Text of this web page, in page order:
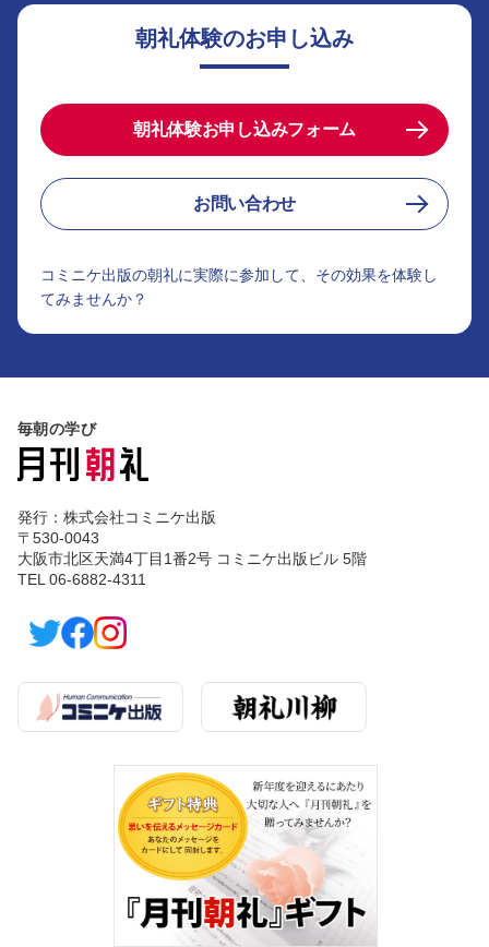
朝礼体験のお申し込み
朝礼体験お申し込みフォーム
お問い合わせ
コミニケ出版の朝礼に実際に参加して、その効果を体験し
てみませんか？
毎朝の学び
発行：株式会社コミニケ出版
〒530-0043
大阪市北区天満4丁目1番2号 コミニケ出版ビル 5階
TEL 06-6882-4311